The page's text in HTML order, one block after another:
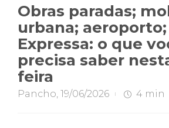
Obras paradas;
urbana; aeroporto;
Expressa: o que
precisa saber
feira
Pancho, 19/06/2026 4 min